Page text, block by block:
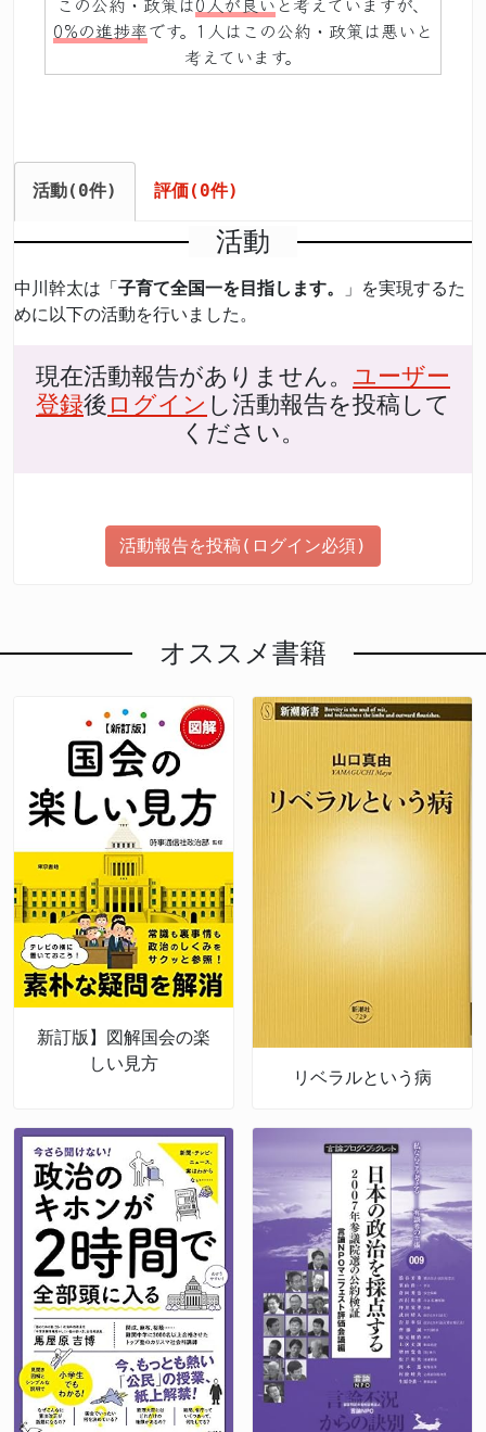
0%の進捗率です。1人はこの公約・政策は悪いと
考えています。
活動(0件) 評価(0件)
活動
中川幹太は「子育て全国一を目指します。
」を実現するた
めに以下の活動を行いました。
現在活動報告がありません。 ユーザー
登録後 ログイン し活動報告を投稿して
ください。
活動報告を投稿(ログイン必須)
オススメ書籍
新訂版】図解国会の楽
しい見方
リベラルという病